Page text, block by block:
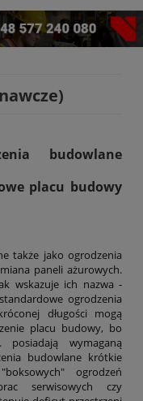
budowlane
placu budowy
także jako ogrodzenia
paneli ażurowych.
wskazuje ich nazwa -
ogrodzenia
długości mogą
placu budowy, bo
posiadają wymaganą
budowlane krótkie
ogrodzeń
serwisowych czy